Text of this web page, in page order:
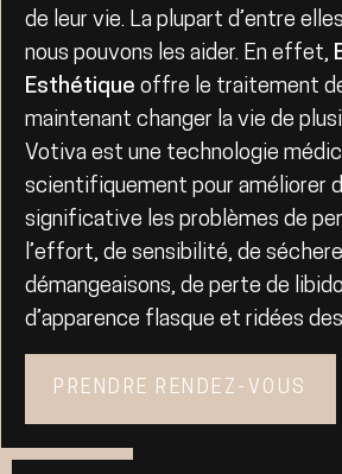
de leur vie. La plupart d’entre
nous pouvons les aider. En effet,
Esthétique offre le traitement
maintenant changer la vie de
Votiva est une technologie
scientifiquement pour améliorer
significative les problèmes de
l’effort, de sensibilité, de
démangeaisons, de perte de
d’apparence flasque et ridées
PRENDRE RENDEZ-VOUS